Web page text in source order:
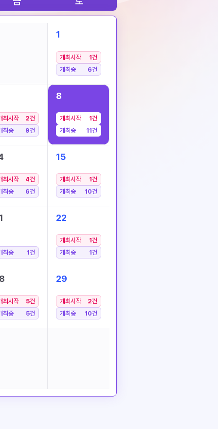
1
개최시작 1건
개최중
6건
최시작 2건
최중
9건
8
개최시작 1건
개최중
11건
최시작 4건
최중
6건
15
개최시작 1건
개최중
10건
최중 1건
22
개최시작 1건
개최중
1건
최시작 5건
최중
5건
29
개최시작 2건
개최중
10건